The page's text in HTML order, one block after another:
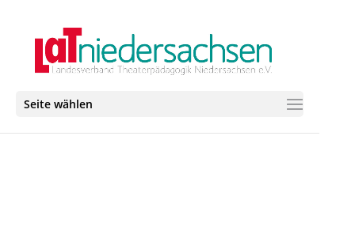
Seite wählen